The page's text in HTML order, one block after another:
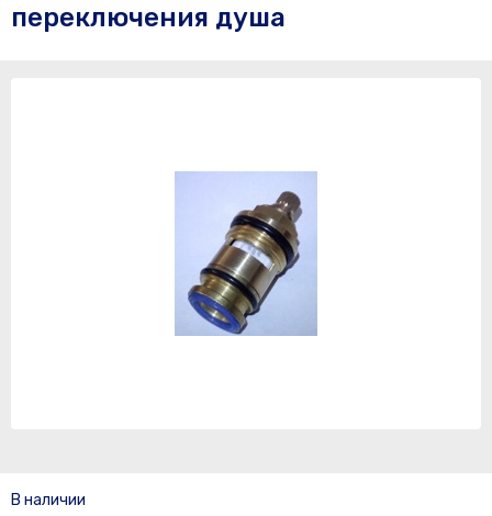
переключения душа
В наличии